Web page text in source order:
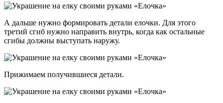
А дальше нужно формировать детали елочки. Для этого
третий сгиб нужно направить внутрь, когда как остальные
сгибы должны выступать наружу.
Прижимаем получившиеся детали.